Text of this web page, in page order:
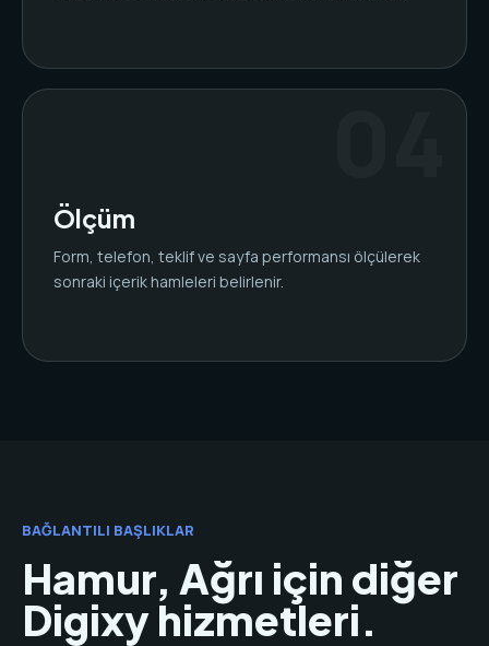
Ölçüm
Form, telefon, teklif ve sayfa performansı ölçülerek
sonraki içerik hamleleri belirlenir.
BAĞLANTILI BAŞLIKLAR
Hamur, Ağrı için diğer
Digixy hizmetleri.